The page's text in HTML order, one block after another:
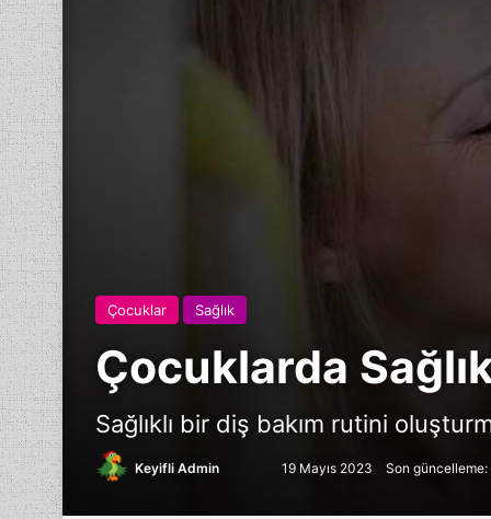
Çocuklar Sağlık
Çocuklarda
Sağlıklı bir diş bakım rutini
Keyifli Admin 19 Mayıs 2023 Son güncelleme: